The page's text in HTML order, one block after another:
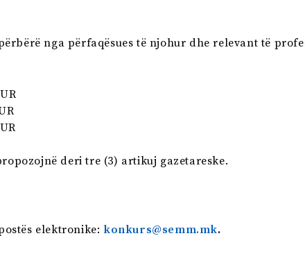
nga përfaqësues të njohur dhe relevant të
deri tre (3) artikuj gazetareske.
elektronike: konkurs@semm.mk.